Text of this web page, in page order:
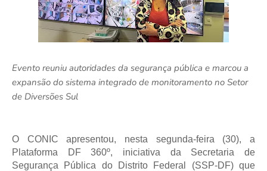
Evento reuniu autoridades da segurança pública e marcou a
expansão do sistema integrado de monitoramento no Setor
de Diversões Sul
O CONIC apresentou, nesta segunda-feira (30), a
Plataforma DF 360º, iniciativa da Secretaria de
Segurança Pública do Distrito Federal (SSP-DF) que